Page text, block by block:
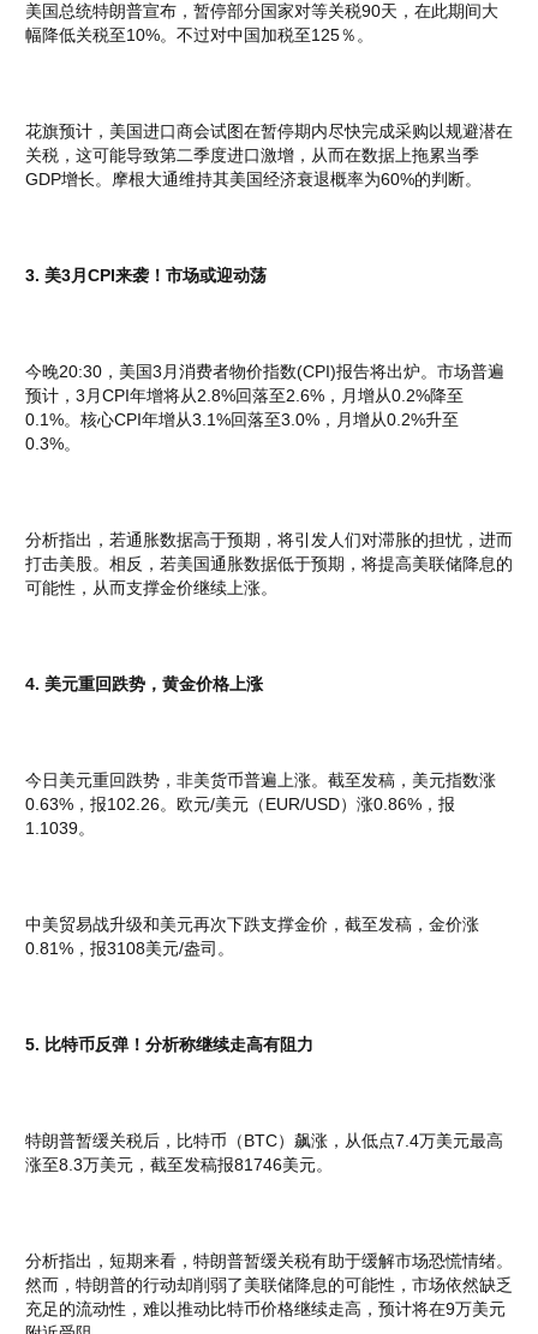
美国总统特朗普宣布，暂停部分国家对等关税90天，在此期间大
幅降低关税至10%。不过对中国加税至125％。
花旗预计，美国进口商会试图在暂停期内尽快完成采购以规避潜在
关税，这可能导致第二季度进口激增，从而在数据上拖累当季
GDP增长。摩根大通维持其美国经济衰退概率为60%的判断。
3. 美3月CPI来袭！市场或迎动荡
今晚20:30，美国3月消费者物价指数(CPI)报告将出炉。市场普遍
预计，3月CPI年增将从2.8%回落至2.6%，月增从0.2%降至
0.1%。核心CPI年增从3.1%回落至3.0%，月增从0.2%升至
0.3%。
分析指出，若通胀数据高于预期，将引发人们对滞胀的担忧，进而
打击美股。相反，若美国通胀数据低于预期，将提高美联储降息的
可能性，从而支撑金价继续上涨。
4. 美元重回跌势，黄金价格上涨
今日美元重回跌势，非美货币普遍上涨。截至发稿，美元指数涨
0.63%，报102.26。欧元/美元（EUR/USD）涨0.86%，报
1.1039。
中美贸易战升级和美元再次下跌支撑金价，截至发稿，金价涨
0.81%，报3108美元/盎司。
5. 比特币反弹！分析称继续走高有阻力
特朗普暂缓关税后，比特币（BTC）飙涨，从低点7.4万美元最高
涨至8.3万美元，截至发稿报81746美元。
分析指出，短期来看，特朗普暂缓关税有助于缓解市场恐慌情绪。
然而，特朗普的行动却削弱了美联储降息的可能性，市场依然缺乏
充足的流动性，难以推动比特币价格继续走高，预计将在9万美元